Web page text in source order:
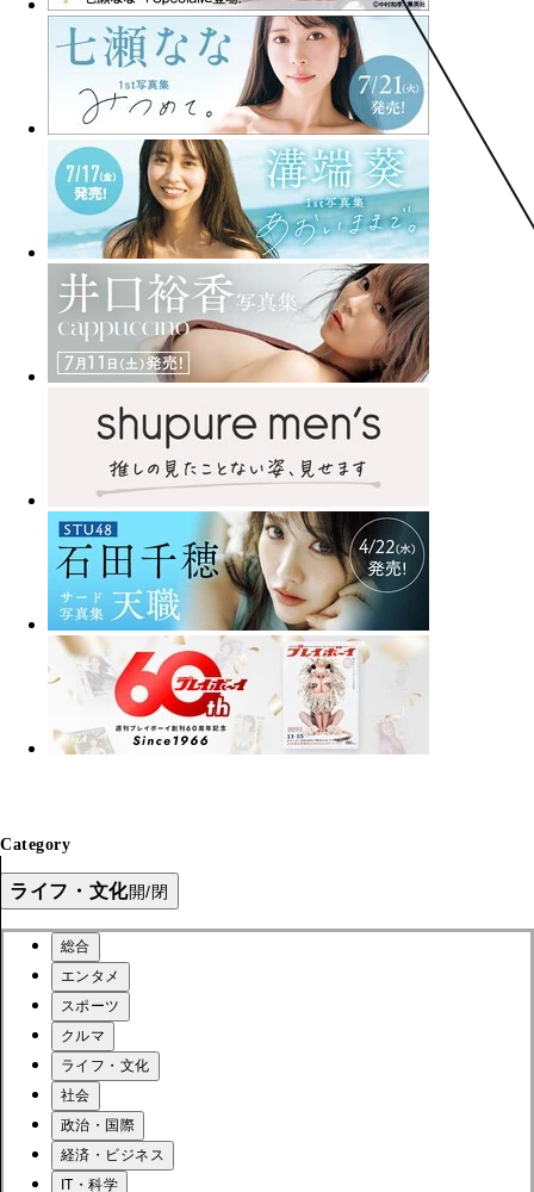
Category
ライフ・文化開/閉
総合
エンタメ
スポーツ
クルマ
ライフ・文化
社会
政治・国際
経済・ビジネス
IT・科学